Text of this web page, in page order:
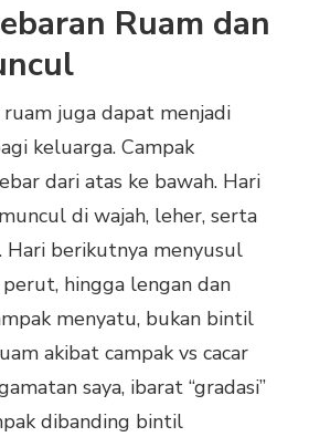
Ruam dan
juga dapat menjadi
keluarga. Campak
dari atas ke bawah. Hari
di wajah, leher, serta
Hari berikutnya menyusul
hingga lengan dan
menyatu, bukan bintil
akibat campak vs cacar
saya, ibarat “gradasi”
dibanding bintil